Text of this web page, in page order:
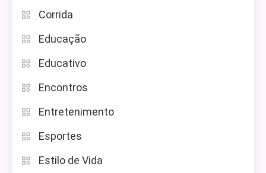
Corrida
Educação
Educativo
Encontros
Entretenimento
Esportes
Estilo de Vida